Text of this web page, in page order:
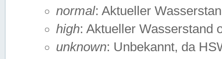
normal: Aktueller
high: Aktueller Wasserstand
unknown: Unbekannt, da